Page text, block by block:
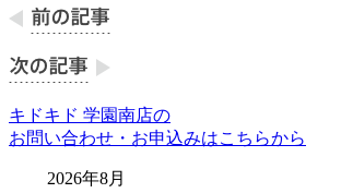
キドキド 学園南店の
お問い合わせ・お申込みはこちらから
2026年8月